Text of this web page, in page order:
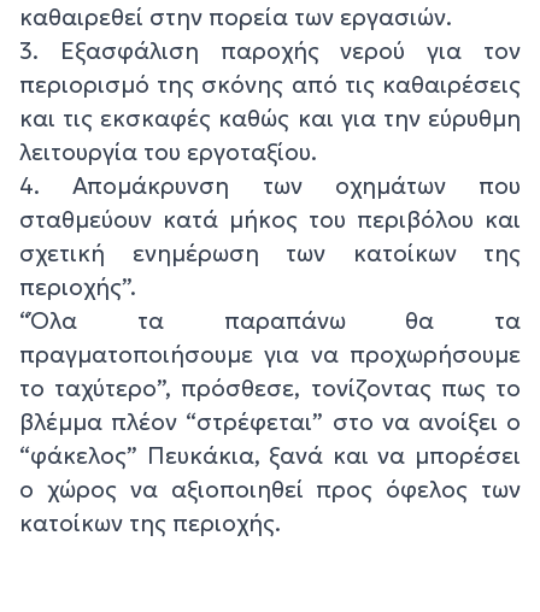
καθαιρεθεί στην πορεία των εργασιών.
3. Εξασφάλιση παροχής νερού για τον
περιορισμό της σκόνης από τις καθαιρέσεις
και τις εκσκαφές καθώς και για την εύρυθμη
λειτουργία του εργοταξίου.
4. Απομάκρυνση των οχημάτων που
σταθμεύουν κατά μήκος του περιβόλου και
σχετική ενημέρωση των κατοίκων της
περιοχής”.
“Όλα τα παραπάνω θα τα
πραγματοποιήσουμε για να προχωρήσουμε
το ταχύτερο”, πρόσθεσε, τονίζοντας πως το
βλέμμα πλέον “στρέφεται” στο να ανοίξει ο
“φάκελος” Πευκάκια, ξανά και να μπορέσει
ο χώρος να αξιοποιηθεί προς όφελος των
κατοίκων της περιοχής.